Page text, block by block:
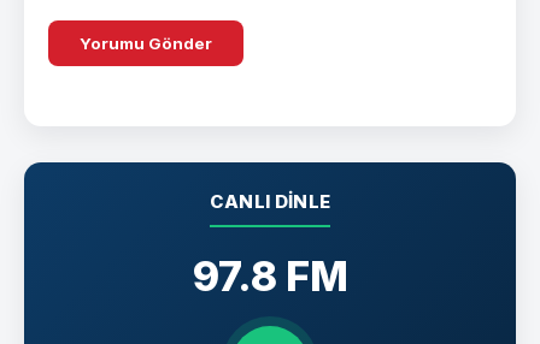
CANLI DINLE
97.8 FM